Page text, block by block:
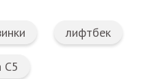
лифтбек
C5